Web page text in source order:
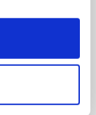
it for